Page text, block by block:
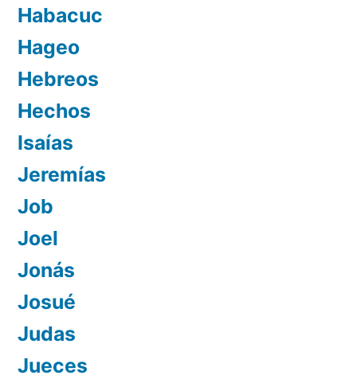
Habacuc
Hageo
Hebreos
Hechos
Isaías
Jeremías
Job
Joel
Jonás
Josué
Judas
Jueces